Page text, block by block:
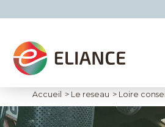
Accueil > Le reseau > Loire